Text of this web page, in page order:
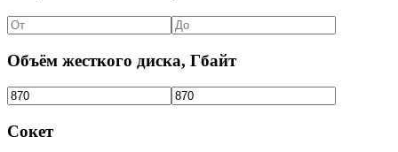
Объём жесткого диска, Гбайт
Сокет